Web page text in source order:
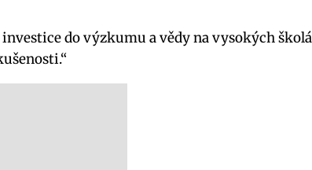
do výzkumu a vědy na vysokých